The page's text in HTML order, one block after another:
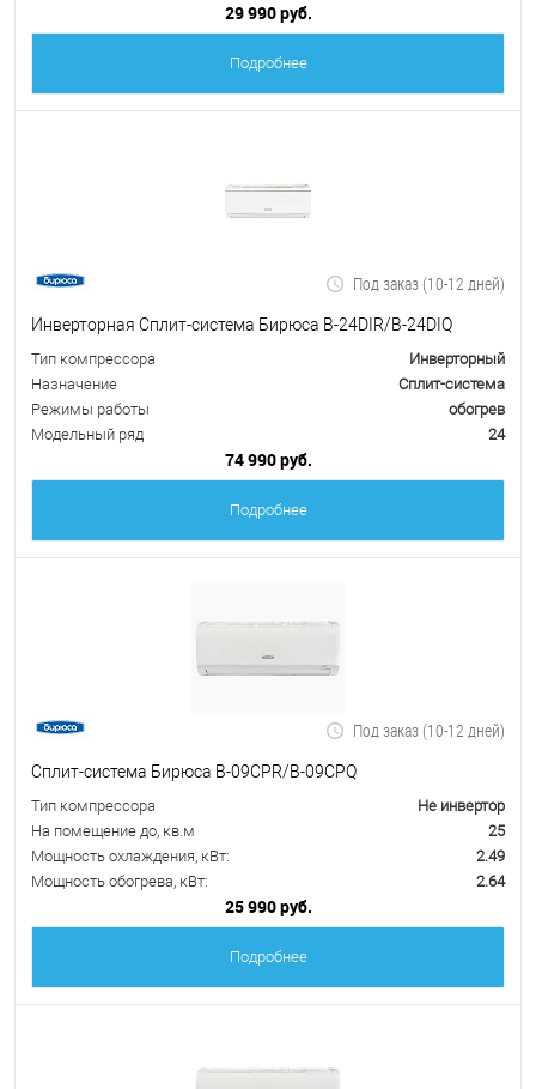
29 990 руб.
Подробнее
Под заказ (10-12 дней)
Инверторная Сплит-система Бирюса B-24DIR/B-24DIQ
Тип компрессора
Инверторный
Назначение
Сплит-система
Режимы работы
обогрев
Модельный ряд
24
74 990 руб.
Подробнее
Под заказ (10-12 дней)
Сплит-система Бирюса B-09CPR/B-09CPQ
Тип компрессора
Не инвертор
На помещение до, кв.м
25
Мощность охлаждения, кВт:
2.49
Мощность обогрева, кВт:
2.64
25 990 руб.
Подробнее